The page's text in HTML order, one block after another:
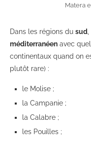
Matera
Dans les régions du sud
méditerranéen avec
continentaux quand on
plutôt rare) :
le Molise ;
la Campanie ;
la Calabre ;
les Pouilles ;